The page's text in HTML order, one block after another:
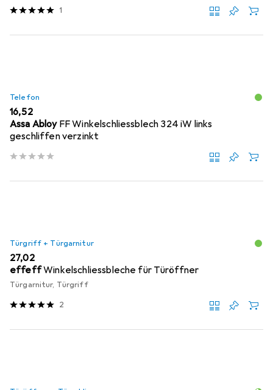
1
Telefon
EUR
16,52
Assa Abloy FF Winkelschliessblech 324 iW links
geschliffen verzinkt
Türgriff + Türgarnitur
EUR
27,02
effeffWinkelschliessbleche für Türöffner
Türgarnitur, Türgriff
2